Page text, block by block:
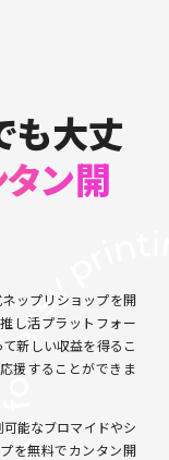
も大丈
ン開
ップリショップを開
し活プラットフォー
新しい収益を得るこ
援することができま
能なブロマイドやシ
を無料でカンタン開